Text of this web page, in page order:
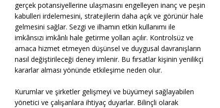
gerçek potansiyellerine ulaşmasını engelleyen inanç ve peşin
kabulleri irdelemesini, stratejilerin daha açık ve görünür hale
gelmesini sağlar. Sezgi ve ilhamın etkin kullanımı ile
imkânsızı imkânlı hale getirme yolları açılır. Kontrolsüz ve
amaca hizmet etmeyen düşünsel ve duygusal davranışların
nasıl değiştirileceği deney imlenir. Bu fırsatlar kişinin yenilikçi
kararlar alması yönünde etkileşime neden olur.
Kurumlar ve şirketler gelişmeyi ve büyümeyi sağlayabilen
yönetici ve çalışanlara ihtiyaç duyarlar. Bilinçli olarak